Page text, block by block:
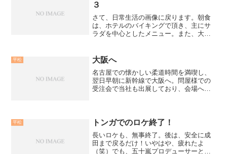
３
さて、日常生活の画像に戻ります。朝食
は、ホテルのバイキングで頂き、主にサ
ラダを中心としたメニュー。また、大好
を毎日走っていると、様々な場面に出会
います。小生が思う、バリ...
平松 大阪へ
名古屋での懐かしい柔道時間を満喫し、
翌日早朝に新幹線で大阪へ。問屋様での
受注会で当社も出展しており、会場へダ
いると思うと、苦労も感じ...
平松 トンガでのロケ終了！
長いロケも、無事終了。後は、安全に成
田まで戻るだけ！いやはや、疲れたよ
（笑）でも、五十嵐プロデューサーとの